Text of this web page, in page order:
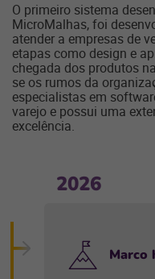
O primeiro sistema
MicroMalhas, foi
atender a empresas de
etapas como design e
chegada dos produtos
se os rumos da
especialistas em
varejo e possui uma
excelência.
2026
Marco